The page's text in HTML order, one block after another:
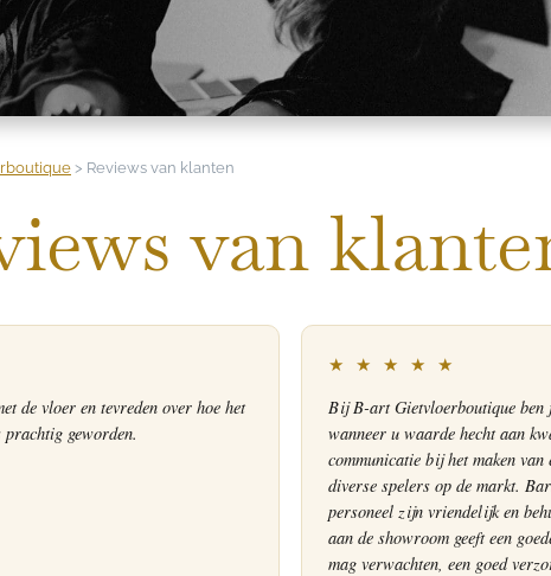
> Reviews van klanten
van
de vloer en tevreden over hoe het
geworden.
★ ★ ★ ★ ★
Bij B-art Gietvloerboutique ben
wanneer u waarde hecht aan
communicatie bij het maken van
diverse spelers op de markt.
personeel zijn vriendelijk en
aan de showroom geeft een
mag verwachten, een goed